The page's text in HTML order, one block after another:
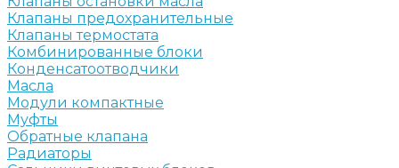
Клапаны предохранительные
Клапаны термостата
Комбинированные блоки
Конденсатоотводчики
Масла
Модули компактные
Муфты
Обратные клапана
Радиаторы